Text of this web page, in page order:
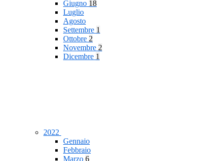
Giugno 18
Luglio
Agosto
Settembre 1
Ottobre 2
Novembre 2
Dicembre 1
2022
Gennaio
Febbraio
Marzo 6